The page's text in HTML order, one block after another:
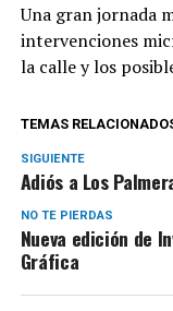
Una gran jornada
intervenciones
la calle y los
TEMAS
SIGUIENTE
Adiós a Los
NO TE PIERDAS
Nueva edición de
Gráfica